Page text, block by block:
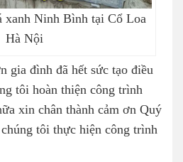
xanh Ninh Bình tại Cổ Loa
Hà Nội
gia đình đã hết sức tạo điều
tôi hoàn thiện công trình
xin chân thành cảm ơn Quý
tôi thực hiện công trình